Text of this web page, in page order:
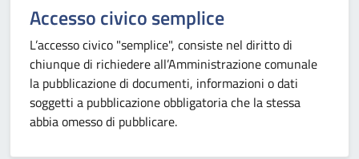
Accesso civico semplice
L’accesso civico "semplice", consiste nel diritto di
chiunque di richiedere all’Amministrazione comunale
la pubblicazione di documenti, informazioni o dati
soggetti a pubblicazione obbligatoria che la stessa
abbia omesso di pubblicare.